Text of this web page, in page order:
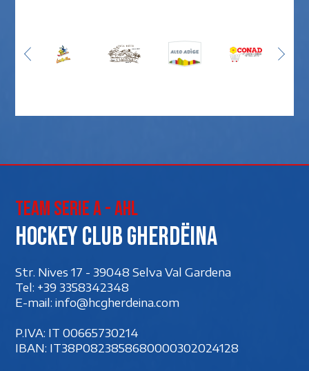
Team Serie A - AHL
Hockey club Gherdëina
Str. Nives 17 - 39048 Selva Val Gardena
Tel: +39 3358342348
E-mail: info@hcgherdeina.com
P.IVA: IT 00‍665730214
IBAN: IT38P0823858680000302024128